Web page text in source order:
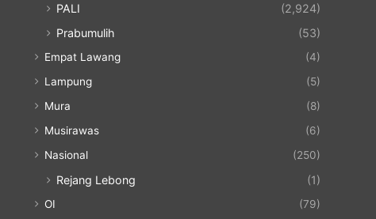
PALI
(2,924)
Prabumulih
(53)
Empat Lawang
(4)
Lampung
(5)
Mura
(8)
Musirawas
(6)
Nasional
(250)
Rejang Lebong (1)
OI
(79)